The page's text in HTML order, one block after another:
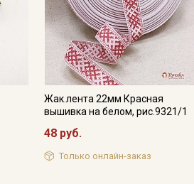
Жак.лента 22мм Красная
вышивка на белом, рис.9321/1
48 руб.
Только онлайн-заказ